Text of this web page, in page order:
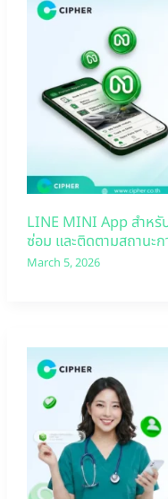
LINE MINI App สำหรั
ซ่อม และติดตามสถานะ
March 5, 2026